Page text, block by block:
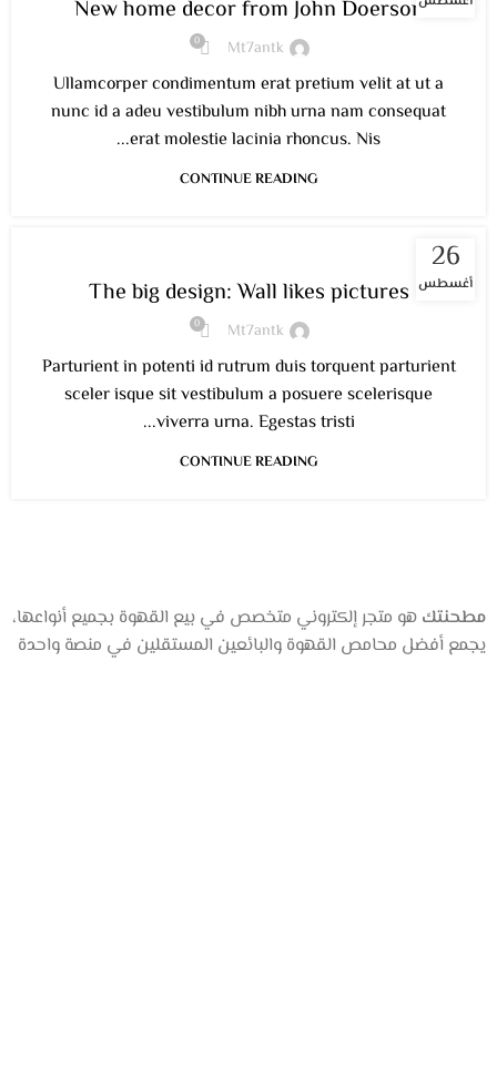
New home decor from John Doerson
Mt7antk
0
Ullamcorper condimentum erat pretium velit at ut a
nunc id a adeu vestibulum nibh urna nam consequat
erat molestie lacinia rhoncus. Nis...
CONTINUE READING
26
أغسطس
DESIGN TRENDS
The big design: Wall likes pictures
Mt7antk
0
Parturient in potenti id rutrum duis torquent parturient
sceler isque sit vestibulum a posuere scelerisque
viverra urna. Egestas tristi...
CONTINUE READING
مطحنتك هو متجر إلكتروني متخصص في بيع القهوة بجميع أنواعها،
يجمع أفضل محامص القهوة والبائعين المستقلين في منصة واحدة